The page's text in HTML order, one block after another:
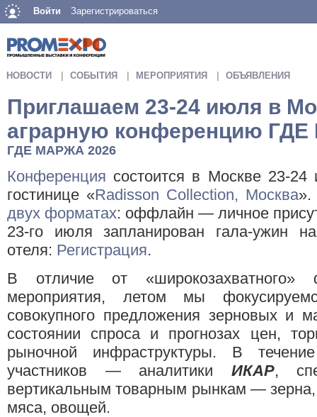
Войти Зарегистрироваться
НОВОСТИ СОБЫТИЯ МЕРОПРИЯТИЯ ОБЪЯВЛЕНИЯ
Приглашаем 23-24 июля в
аграрную конференцию
ГДЕ МАРЖА 2026
Конференция состоится в Москве 23-
гостинице «Radisson Collection, Москва».
двух форматах: оффлайн — личное
23-го июля запланирован гала-ужин
отеля: Регистрация.
В отличие от «широкозахватного»
мероприятия, летом мы
совокупного предложения зерновых и
состоянии спроса и прогнозах цен,
рыночной инфраструктуры. В
участников — аналитики ИКАР,
вертикальным товарным рынкам —
мяса, овощей.